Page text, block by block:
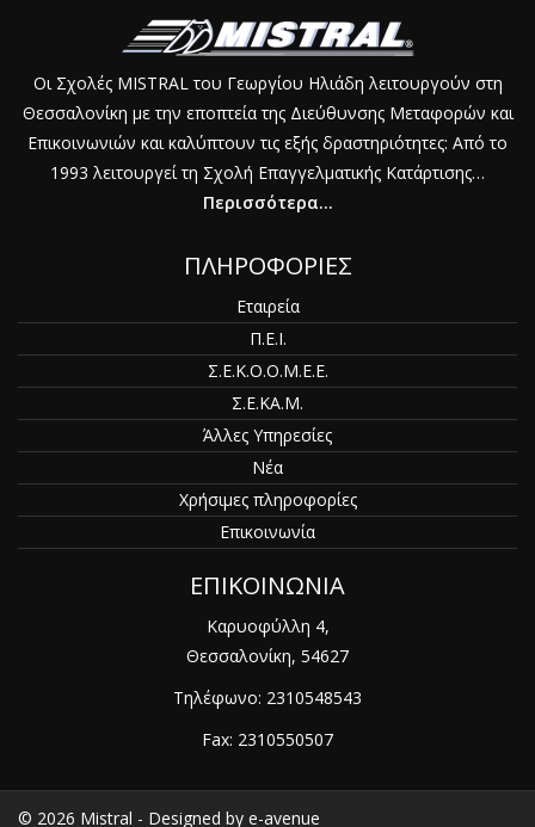
Οι Σχολές MISTRAL του Γεωργίου Ηλιάδη λειτουργούν στη
Θεσσαλονίκη με την εποπτεία της Διεύθυνσης Μεταφορών και
Επικοινωνιών και καλύπτουν τις εξής δραστηριότητες: Από το
1993 λειτουργεί τη Σχολή Επαγγελματικής Κατάρτισης…
Περισσότερα...
ΠΛΗΡΟΦΟΡΙΕΣ
Εταιρεία
Π.Ε.Ι.
Σ.Ε.Κ.Ο.Ο.Μ.Ε.Ε.
Σ.Ε.ΚΑ.Μ.
Άλλες Υπηρεσίες
Νέα
Χρήσιμες πληροφορίες
Επικοινωνία
ΕΠΙΚΟΙΝΩΝΙΑ
Καρυοφύλλη 4,
Θεσσαλονίκη, 54627
Τηλέφωνο: 2310548543
Fax: 2310550507
© 2026 Mistral - Designed by e-avenue